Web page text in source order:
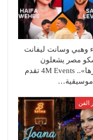
وهبي وسانت ليفانت
مصر يشعلون
«فورها».. 4M Events تقدم
موسيقية…
الفن